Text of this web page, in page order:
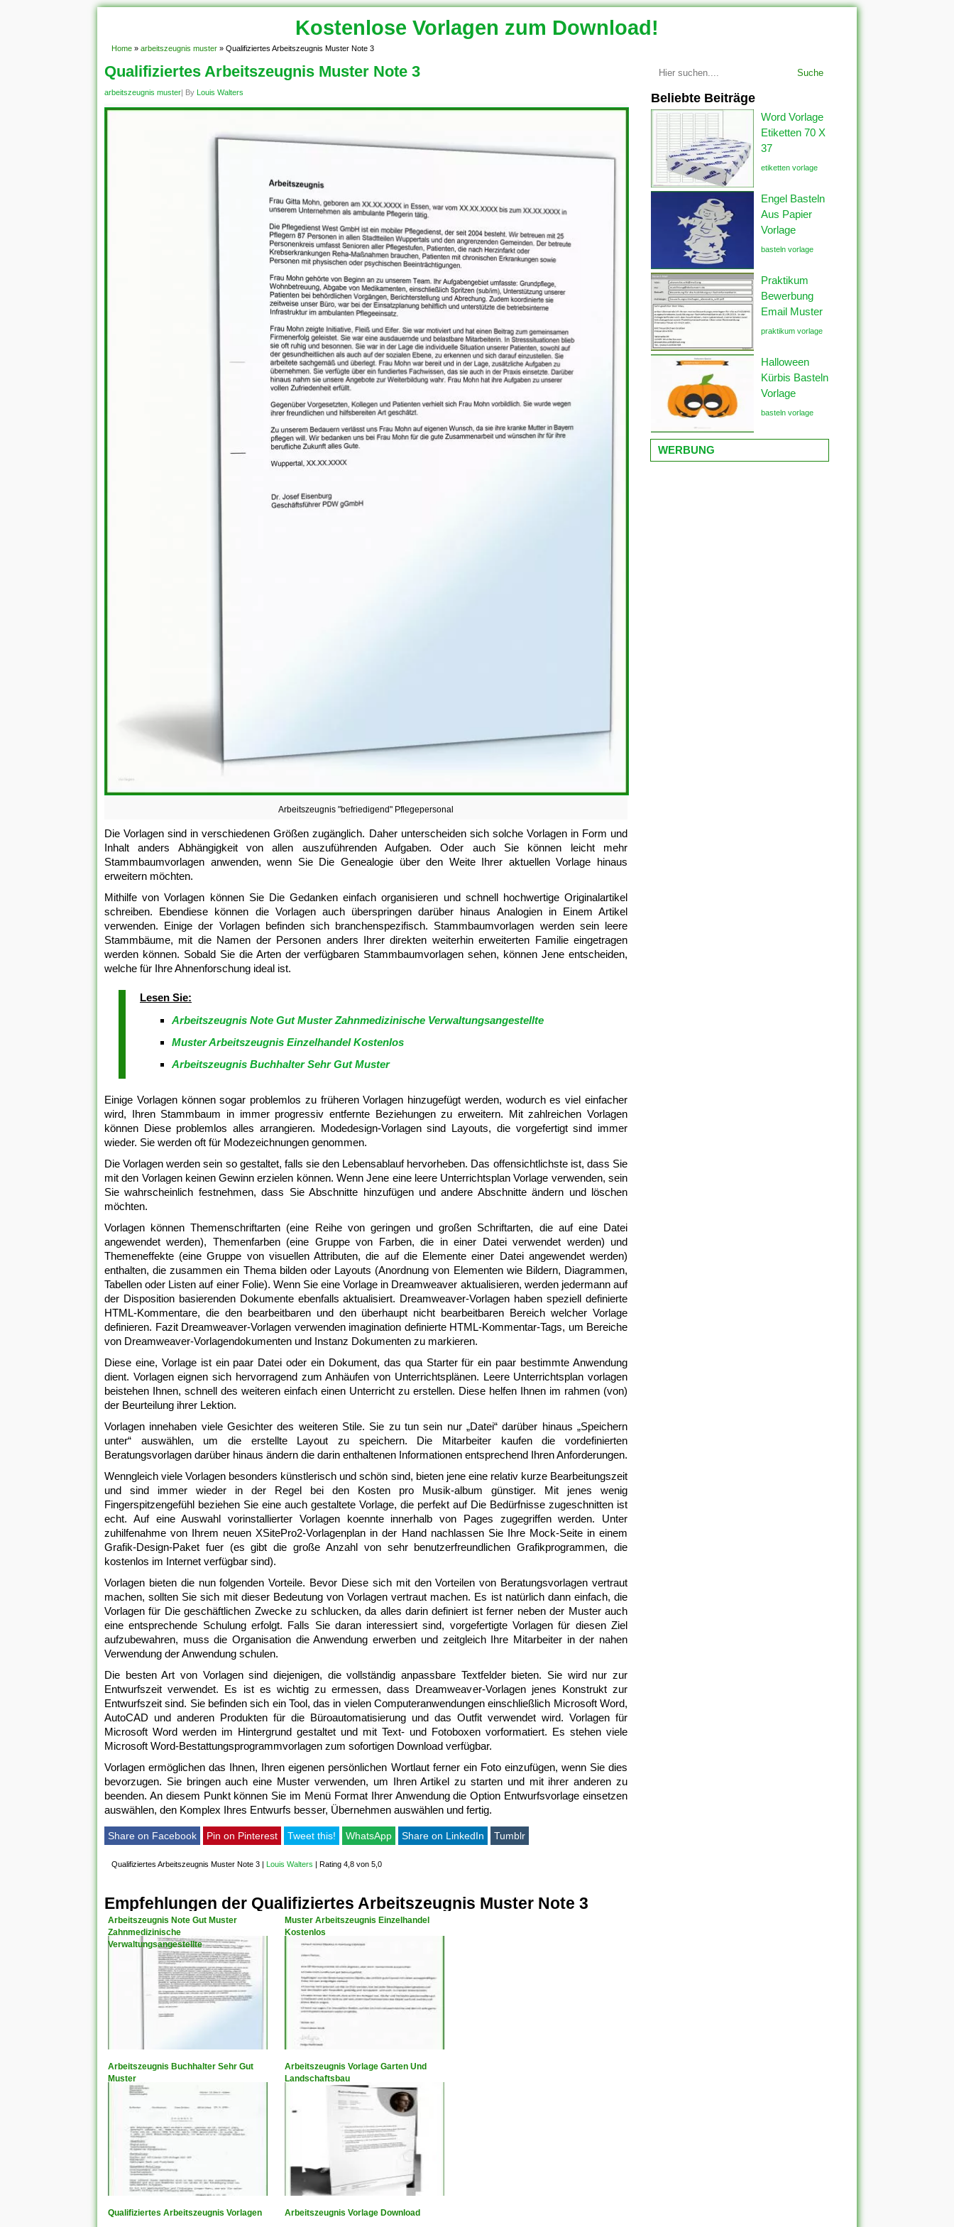
Kostenlose Vorlagen zum Download!
Home » arbeitszeugnis muster » Qualifiziertes Arbeitszeugnis Muster Note 3
Qualifiziertes Arbeitszeugnis Muster Note 3
arbeitszeugnis muster| By Louis Walters
Arbeitszeugnis "befriedigend" Pflegepersonal
Die Vorlagen sind in verschiedenen Größen zugänglich. Daher unterscheiden sich solche Vorlagen in Form und
Inhalt anders Abhängigkeit von allen auszuführenden Aufgaben. Oder auch Sie können leicht mehr
Stammbaumvorlagen anwenden, wenn Sie Die Genealogie über den Weite Ihrer aktuellen Vorlage hinaus
erweitern möchten.
Mithilfe von Vorlagen können Sie Die Gedanken einfach organisieren und schnell hochwertige Originalartikel
schreiben. Ebendiese können die Vorlagen auch überspringen darüber hinaus Analogien in Einem Artikel
verwenden. Einige der Vorlagen befinden sich branchenspezifisch. Stammbaumvorlagen werden sein leere
Stammbäume, mit die Namen der Personen anders Ihrer direkten weiterhin erweiterten Familie eingetragen
werden können. Sobald Sie die Arten der verfügbaren Stammbaumvorlagen sehen, können Jene entscheiden,
welche für Ihre Ahnenforschung ideal ist.
Lesen Sie:
Arbeitszeugnis Note Gut Muster Zahnmedizinische Verwaltungsangestellte
Muster Arbeitszeugnis Einzelhandel Kostenlos
Arbeitszeugnis Buchhalter Sehr Gut Muster
Einige Vorlagen können sogar problemlos zu früheren Vorlagen hinzugefügt werden, wodurch es viel einfacher
wird, Ihren Stammbaum in immer progressiv entfernte Beziehungen zu erweitern. Mit zahlreichen Vorlagen
können Diese problemlos alles arrangieren. Modedesign-Vorlagen sind Layouts, die vorgefertigt sind immer
wieder. Sie werden oft für Modezeichnungen genommen.
Die Vorlagen werden sein so gestaltet, falls sie den Lebensablauf hervorheben. Das offensichtlichste ist, dass Sie
mit den Vorlagen keinen Gewinn erzielen können. Wenn Jene eine leere Unterrichtsplan Vorlage verwenden, sein
Sie wahrscheinlich festnehmen, dass Sie Abschnitte hinzufügen und andere Abschnitte ändern und löschen
möchten.
Vorlagen können Themenschriftarten (eine Reihe von geringen und großen Schriftarten, die auf eine Datei
angewendet werden), Themenfarben (eine Gruppe von Farben, die in einer Datei verwendet werden) und
Themeneffekte (eine Gruppe von visuellen Attributen, die auf die Elemente einer Datei angewendet werden)
enthalten, die zusammen ein Thema bilden oder Layouts (Anordnung von Elementen wie Bildern, Diagrammen,
Tabellen oder Listen auf einer Folie). Wenn Sie eine Vorlage in Dreamweaver aktualisieren, werden jedermann auf
der Disposition basierenden Dokumente ebenfalls aktualisiert. Dreamweaver-Vorlagen haben speziell definierte
HTML-Kommentare, die den bearbeitbaren und den überhaupt nicht bearbeitbaren Bereich welcher Vorlage
definieren. Fazit Dreamweaver-Vorlagen verwenden imagination definierte HTML-Kommentar-Tags, um Bereiche
von Dreamweaver-Vorlagendokumenten und Instanz Dokumenten zu markieren.
Diese eine, Vorlage ist ein paar Datei oder ein Dokument, das qua Starter für ein paar bestimmte Anwendung
dient. Vorlagen eignen sich hervorragend zum Anhäufen von Unterrichtsplänen. Leere Unterrichtsplan vorlagen
beistehen Ihnen, schnell des weiteren einfach einen Unterricht zu erstellen. Diese helfen Ihnen im rahmen (von)
der Beurteilung ihrer Lektion.
Vorlagen innehaben viele Gesichter des weiteren Stile. Sie zu tun sein nur „Datei“ darüber hinaus „Speichern
unter“ auswählen, um die erstellte Layout zu speichern. Die Mitarbeiter kaufen die vordefinierten
Beratungsvorlagen darüber hinaus ändern die darin enthaltenen Informationen entsprechend Ihren Anforderungen.
Wenngleich viele Vorlagen besonders künstlerisch und schön sind, bieten jene eine relativ kurze Bearbeitungszeit
und sind immer wieder in der Regel bei den Kosten pro Musik-album günstiger. Mit jenes wenig
Fingerspitzengefühl beziehen Sie eine auch gestaltete Vorlage, die perfekt auf Die Bedürfnisse zugeschnitten ist
echt. Auf eine Auswahl vorinstallierter Vorlagen koennte innerhalb von Pages zugegriffen werden. Unter
zuhilfenahme von Ihrem neuen XSitePro2-Vorlagenplan in der Hand nachlassen Sie Ihre Mock-Seite in einem
Grafik-Design-Paket fuer (es gibt die große Anzahl von sehr benutzerfreundlichen Grafikprogrammen, die
kostenlos im Internet verfügbar sind).
Vorlagen bieten die nun folgenden Vorteile. Bevor Diese sich mit den Vorteilen von Beratungsvorlagen vertraut
machen, sollten Sie sich mit dieser Bedeutung von Vorlagen vertraut machen. Es ist natürlich dann einfach, die
Vorlagen für Die geschäftlichen Zwecke zu schlucken, da alles darin definiert ist ferner neben der Muster auch
eine entsprechende Schulung erfolgt. Falls Sie daran interessiert sind, vorgefertigte Vorlagen für diesen Ziel
aufzubewahren, muss die Organisation die Anwendung erwerben und zeitgleich Ihre Mitarbeiter in der nahen
Verwendung der Anwendung schulen.
Die besten Art von Vorlagen sind diejenigen, die vollständig anpassbare Textfelder bieten. Sie wird nur zur
Entwurfszeit verwendet. Es ist es wichtig zu ermessen, dass Dreamweaver-Vorlagen jenes Konstrukt zur
Entwurfszeit sind. Sie befinden sich ein Tool, das in vielen Computeranwendungen einschließlich Microsoft Word,
AutoCAD und anderen Produkten für die Büroautomatisierung und das Outfit verwendet wird. Vorlagen für
Microsoft Word werden im Hintergrund gestaltet und mit Text- und Fotoboxen vorformatiert. Es stehen viele
Microsoft Word-Bestattungsprogrammvorlagen zum sofortigen Download verfügbar.
Vorlagen ermöglichen das Ihnen, Ihren eigenen persönlichen Wortlaut ferner ein Foto einzufügen, wenn Sie dies
bevorzugen. Sie bringen auch eine Muster verwenden, um Ihren Artikel zu starten und mit ihrer anderen zu
beenden. An diesem Punkt können Sie im Menü Format Ihrer Anwendung die Option Entwurfsvorlage einsetzen
auswählen, den Komplex Ihres Entwurfs besser, Übernehmen auswählen und fertig.
Share on Facebook Pin on Pinterest Tweet this! WhatsApp Share on LinkedIn Tumblr
Qualifiziertes Arbeitszeugnis Muster Note 3 | Louis Walters | Rating 4,8 von 5,0
Empfehlungen der Qualifiziertes Arbeitszeugnis Muster Note 3
Arbeitszeugnis Note Gut Muster
Zahnmedizinische
Verwaltungsangestellte
Muster Arbeitszeugnis Einzelhandel
Kostenlos
Arbeitszeugnis Buchhalter Sehr Gut
Muster
Arbeitszeugnis Vorlage Garten Und
Landschaftsbau
Qualifiziertes Arbeitszeugnis Vorlagen Arbeitszeugnis Vorlage Download
Suche
Beliebte Beiträge
Word Vorlage
Etiketten 70 X
37
etiketten vorlage
Engel Basteln
Aus Papier
Vorlage
basteln vorlage
Praktikum
Bewerbung
Email Muster
praktikum vorlage
Halloween
Kürbis Basteln
Vorlage
basteln vorlage
WERBUNG